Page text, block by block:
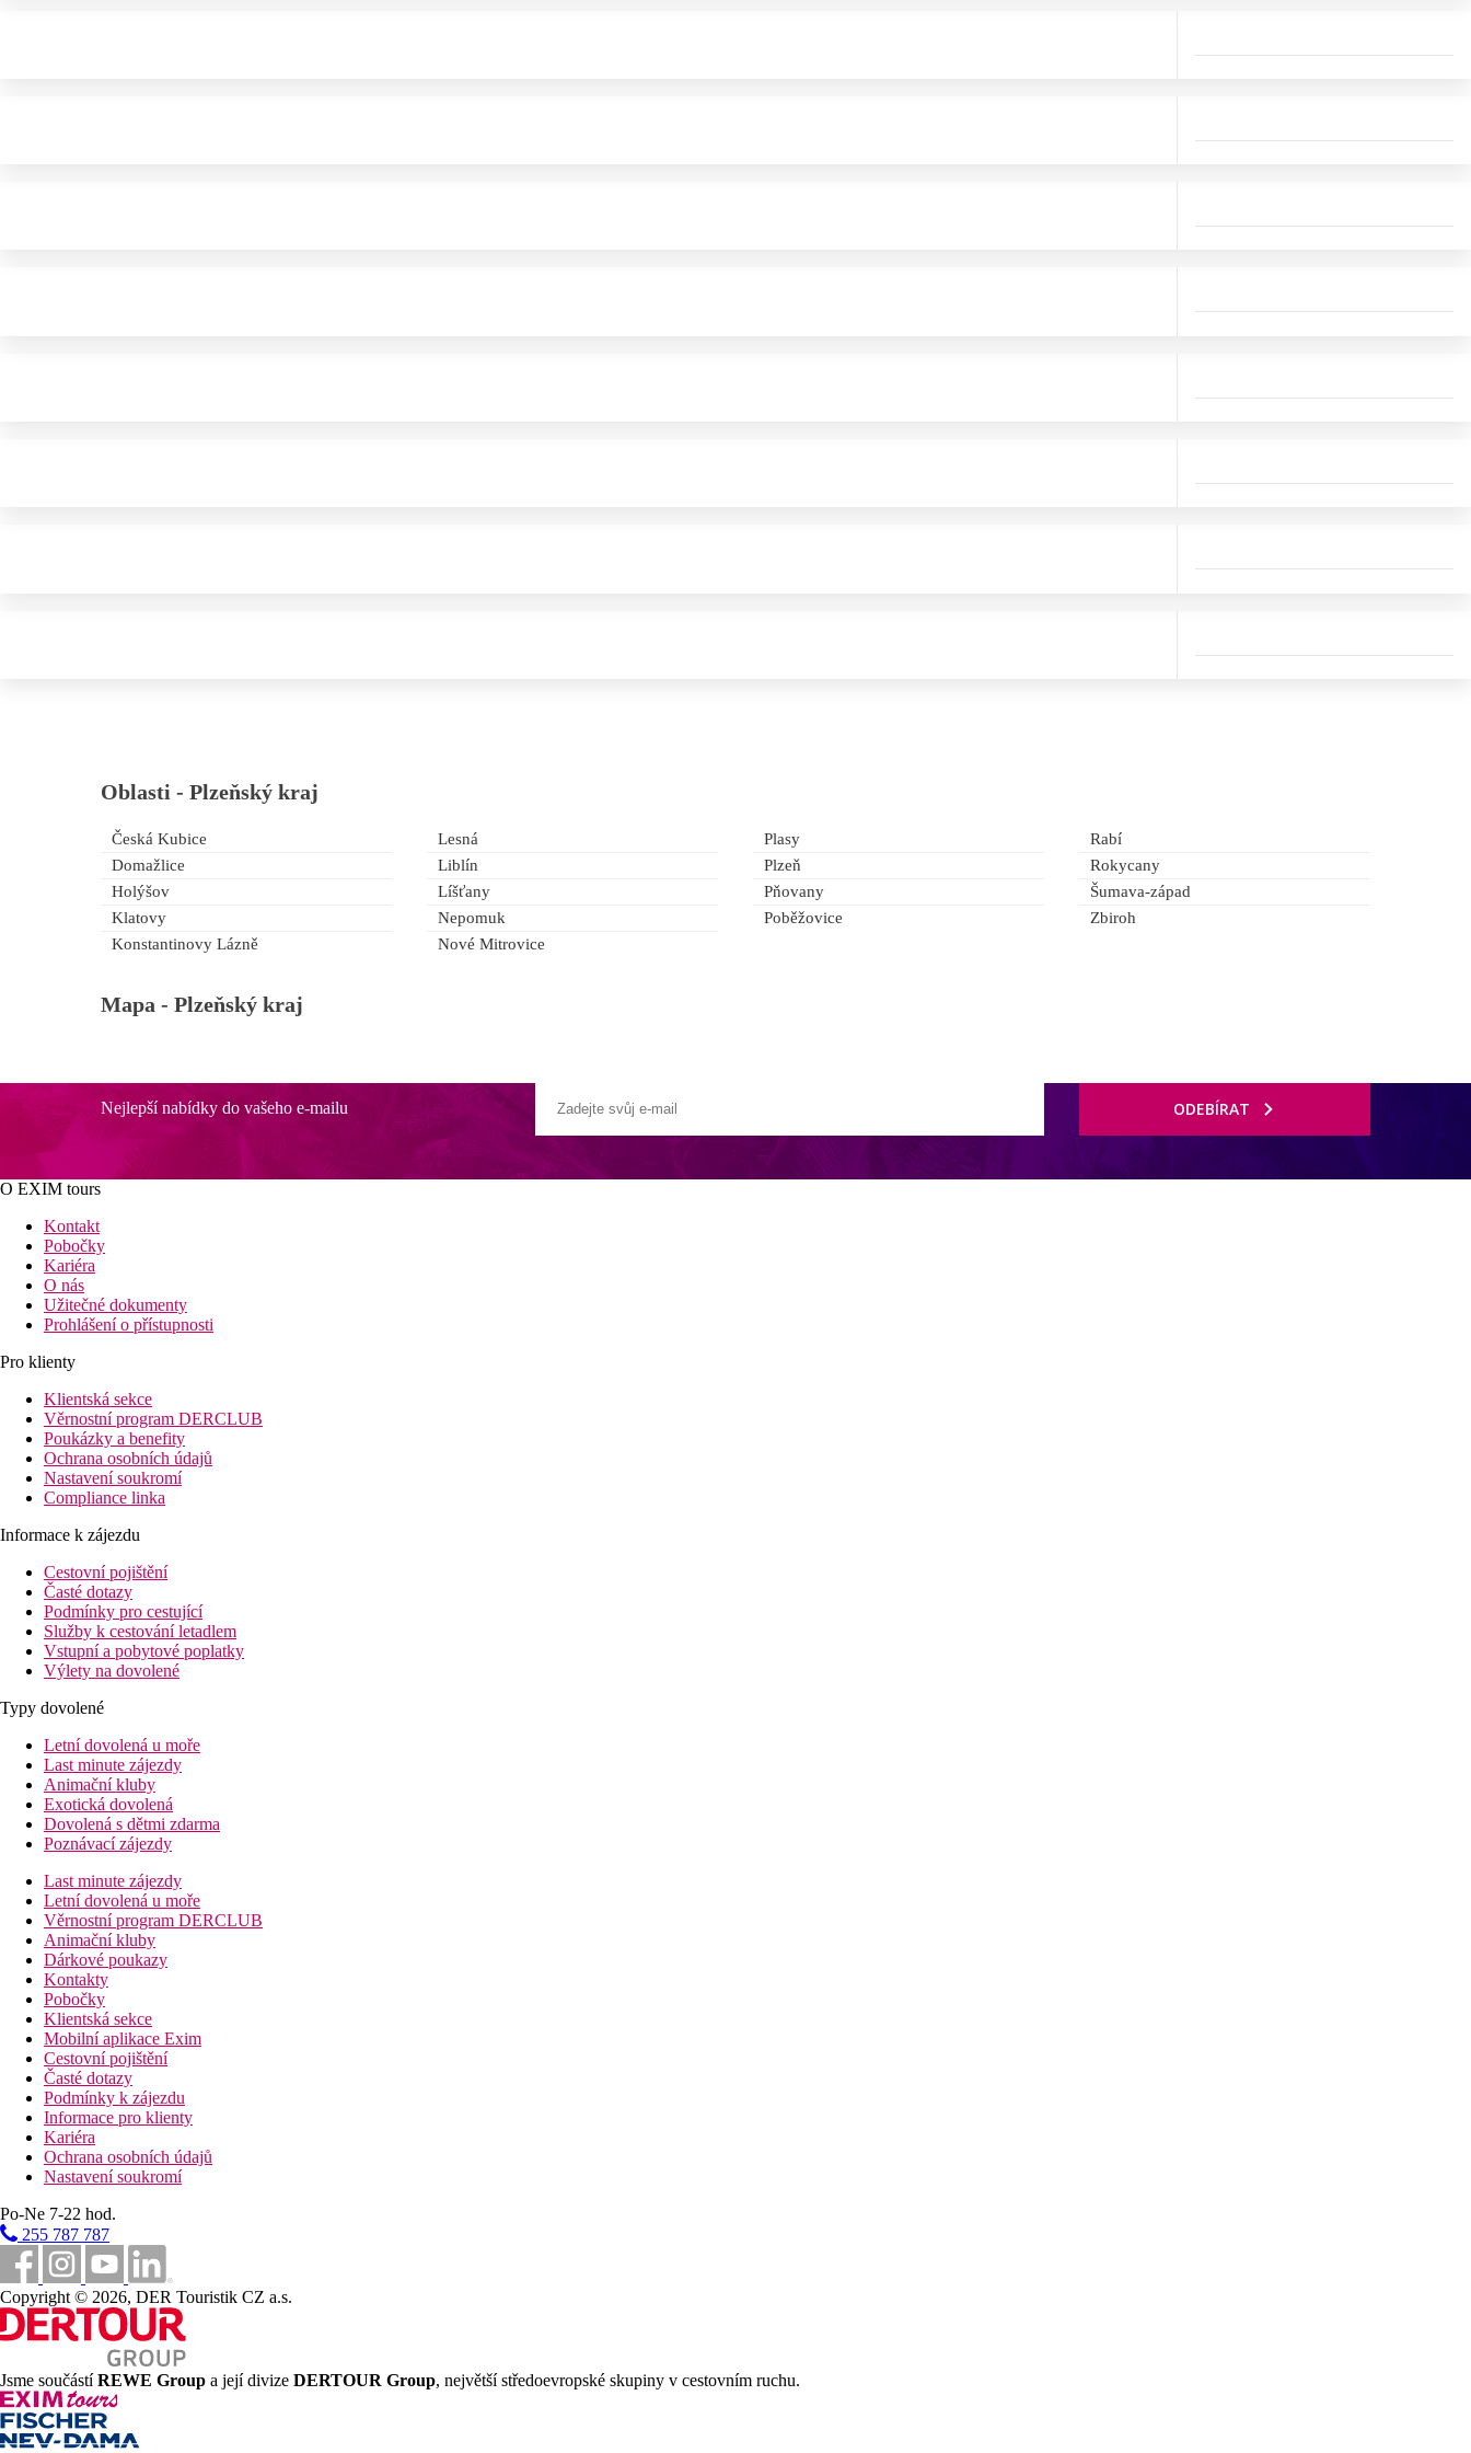
Oblasti - Plzeňský kraj
Česká Kubice
Domažlice
Holýšov
Klatovy
Konstantinovy Lázně
Lesná
Liblín
Líšťany
Nepomuk
Nové Mitrovice
Plasy
Plzeň
Pňovany
Poběžovice
Rabí
Rokycany
Šumava-západ
Zbiroh
Mapa - Plzeňský kraj
Nejlepší nabídky do vašeho e-mailu ODEBÍRAT
O EXIM tours
Kontakt
Pobočky
Kariéra
O nás
Užitečné dokumenty
Prohlášení o přístupnosti
Pro klienty
Klientská sekce
Věrnostní program DERCLUB
Poukázky a benefity
Ochrana osobních údajů
Nastavení soukromí
Compliance linka
Informace k zájezdu
Cestovní pojištění
Časté dotazy
Podmínky pro cestující
Služby k cestování letadlem
Vstupní a pobytové poplatky
Výlety na dovolené
Typy dovolené
Letní dovolená u moře
Last minute zájezdy
Animační kluby
Exotická dovolená
Dovolená s dětmi zdarma
Poznávací zájezdy
Last minute zájezdy
Letní dovolená u moře
Věrnostní program DERCLUB
Animační kluby
Dárkové poukazy
Kontakty
Pobočky
Klientská sekce
Mobilní aplikace Exim
Cestovní pojištění
Časté dotazy
Podmínky k zájezdu
Informace pro klienty
Kariéra
Ochrana osobních údajů
Nastavení soukromí
Po-Ne 7-22 hod.
255 787 787
Copyright © 2026, DER Touristik CZ a.s.
Jsme součástíREWE Group a její divize DERTOUR Group, největší středoevropské skupiny v cestovním ruchu.